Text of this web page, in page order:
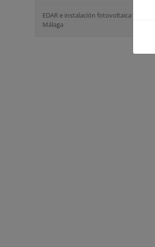
EDAR e instalación fotovoltaica de Vélez-
Málaga